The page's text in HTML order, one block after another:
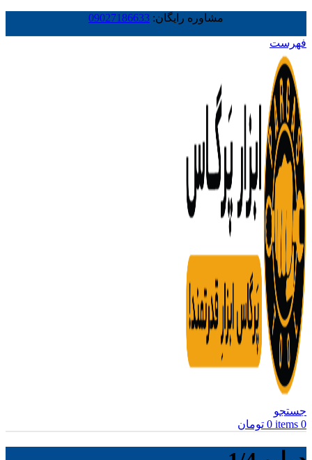
مشاوره رایگان: 09027186633
فهرست
جستجو
0
items
0 تومان